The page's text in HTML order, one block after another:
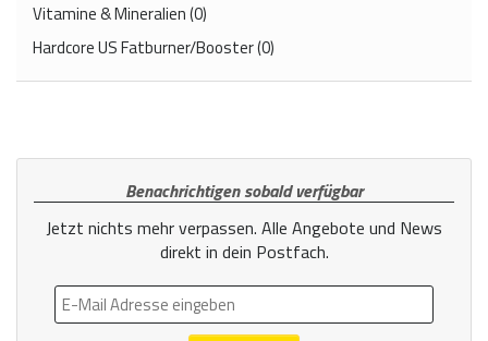
Vitamine & Mineralien(0)
Hardcore US Fatburner/Booster(0)
Benachrichtigen sobald verfügbar
Jetzt nichts mehr verpassen. Alle Angebote und News
direkt in dein Postfach.